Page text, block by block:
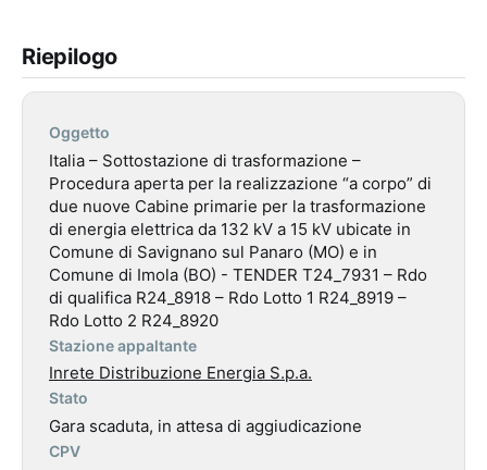
Riepilogo
Oggetto
Italia – Sottostazione di trasformazione –
Procedura aperta per la realizzazione “a corpo” di
due nuove Cabine primarie per la trasformazione
di energia elettrica da 132 kV a 15 kV ubicate in
Comune di Savignano sul Panaro (MO) e in
Comune di Imola (BO) - TENDER T24_7931 – Rdo
di qualifica R24_8918 – Rdo Lotto 1 R24_8919 –
Rdo Lotto 2 R24_8920
Stazione appaltante
Inrete Distribuzione Energia S.p.a.
Stato
Gara scaduta, in attesa di aggiudicazione
CPV